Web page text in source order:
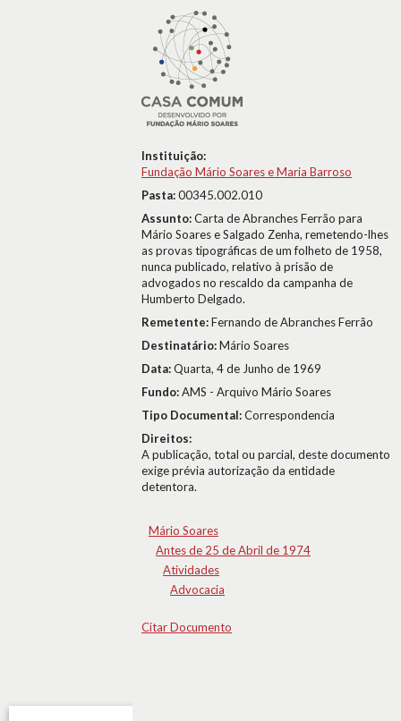
Instituição:
Fundação Mário Soares e Maria Barroso
Pasta:00345.002.010
Assunto:Carta de Abranches Ferrão para
Mário Soares e Salgado Zenha, remetendo-lhes
as provas tipográficas de um folheto de 1958,
nunca publicado, relativo à prisão de
advogados no rescaldo da campanha de
Humberto Delgado.
Remetente:Fernando de Abranches Ferrão
Destinatário:Mário Soares
Data:Quarta, 4 de Junho de 1969
Fundo:AMS - Arquivo Mário Soares
Tipo Documental:Correspondencia
Direitos:
A publicação, total ou parcial, deste documento
exige prévia autorização da entidade
detentora.
Mário Soares
Antes de 25 de Abril de 1974
Atividades
Advocacia
Citar Documento